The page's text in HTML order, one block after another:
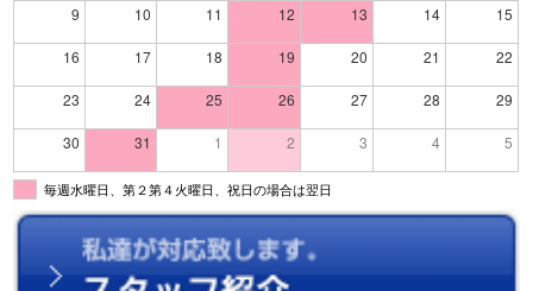
9 10 11 12 13 14 15
16 17 18 19 20 21 22
23 24 25 26 27 28 29
30 31 1 2 3 4 5
毎週水曜日、第２第４火曜日、祝日の場合は翌日